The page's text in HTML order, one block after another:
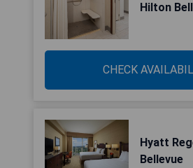
Hilton
CHECK
Hyatt
Bellevue